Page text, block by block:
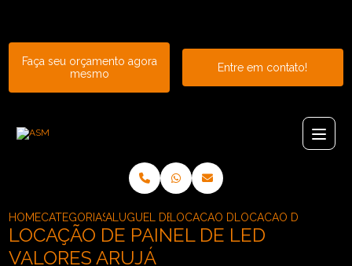
Faça seu orçamento agora
mesmo
Entre em contato!
HOMECATEGORIASALUGUEL DE PAINELLOCACAO DE PAINEL DE LED
LOCACAO DE PAINEL
LOCAÇÃO DE PAINEL DE LED
VALORES ARUJÁ